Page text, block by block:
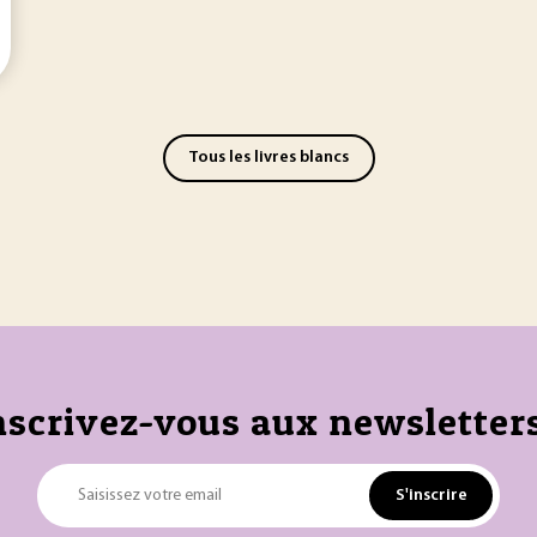
Tous les livres blancs
vous aux
Saisissez votre email S'inscrire